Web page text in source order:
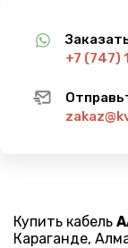
+7 (747)
Купить кабель
Караганде,